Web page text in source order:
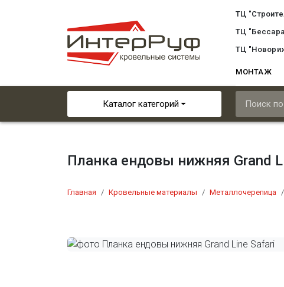
ТЦ
ТЦ
ТЦ
МОНТАЖ
Каталог категорий
Планка ендовы нижняя Grand
Главная Кровельные материалы Металлочерепица